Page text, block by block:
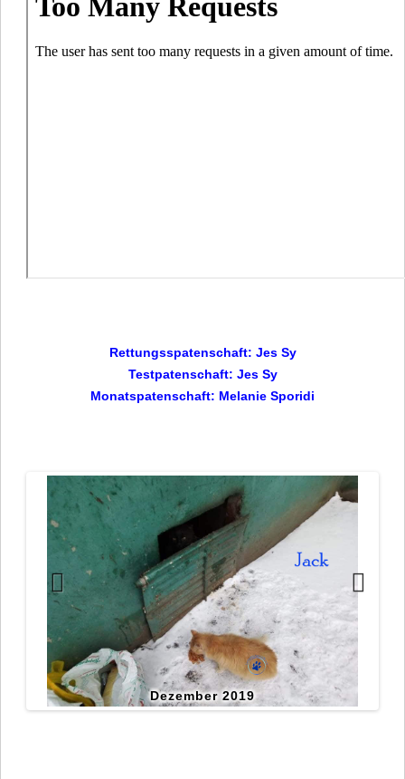
Rettungsspatenschaft: Jes Sy
Testpatenschaft: Jes Sy
Monatspatenschaft: Melanie Sporidi
2019 Dezember 2019